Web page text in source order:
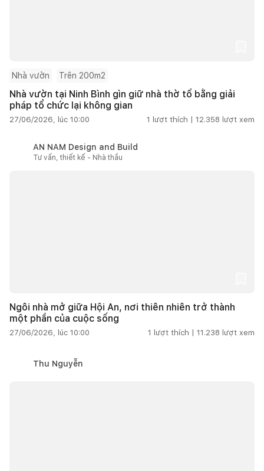
Nhà vườn Trên 200m2
Nhà vườn tại Ninh Bình gìn giữ nhà thờ tổ bằng giải
pháp tổ chức lại không gian
27/06/2026, lúc 10:00 1 lượt thích | 12.358 lượt xem
AN NAM Design and Build
Tư vấn, thiết kế - Nhà thầu
Ngôi nhà mở giữa Hội An, nơi thiên nhiên trở thành
một phần của cuộc sống
27/06/2026, lúc 10:00 1 lượt thích | 11.238 lượt xem
Thu Nguyễn